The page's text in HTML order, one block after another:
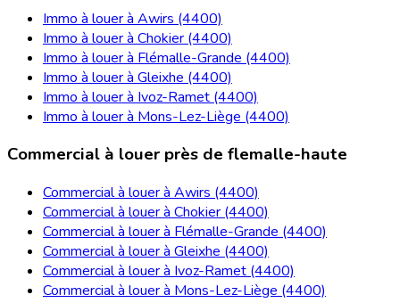
Immo à louer à Awirs (4400)
Immo à louer à Chokier (4400)
Immo à louer à Flémalle-Grande (4400)
Immo à louer à Gleixhe (4400)
Immo à louer à Ivoz-Ramet (4400)
Immo à louer à Mons-Lez-Liège (4400)
Commercial à louer près de flemalle-haute
Commercial à louer à Awirs (4400)
Commercial à louer à Chokier (4400)
Commercial à louer à Flémalle-Grande (4400)
Commercial à louer à Gleixhe (4400)
Commercial à louer à Ivoz-Ramet (4400)
Commercial à louer à Mons-Lez-Liège (4400)